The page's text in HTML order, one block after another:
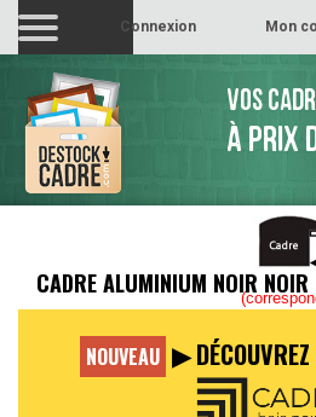
Mon
Connexion
VOS
À PRIX
CADRE ALUMINIUM NOIR
NOUVEAU ▶